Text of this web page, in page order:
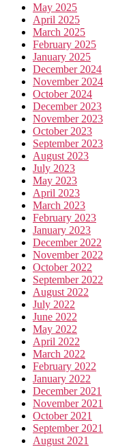
May 2025
April 2025
March 2025
February 2025
January 2025
December 2024
November 2024
October 2024
December 2023
November 2023
October 2023
September 2023
August 2023
July 2023
May 2023
April 2023
March 2023
February 2023
January 2023
December 2022
November 2022
October 2022
September 2022
August 2022
July 2022
June 2022
May 2022
April 2022
March 2022
February 2022
January 2022
December 2021
November 2021
October 2021
September 2021
August 2021